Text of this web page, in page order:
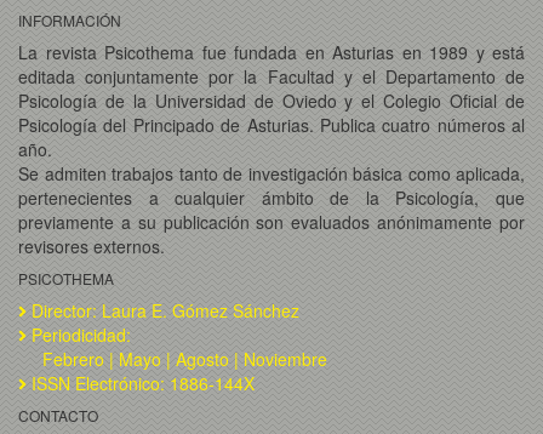
INFORMACIÓN
La revista Psicothema fue fundada en Asturias en 1989 y está
editada conjuntamente por la Facultad y el Departamento de
Psicología de la Universidad de Oviedo y el Colegio Oficial de
Psicología del Principado de Asturias. Publica cuatro números al
año.
Se admiten trabajos tanto de investigación básica como aplicada,
pertenecientes a cualquier ámbito de la Psicología, que
previamente a su publicación son evaluados anónimamente por
revisores externos.
PSICOTHEMA
Director: Laura E. Gómez Sánchez
Periodicidad:
Febrero | Mayo | Agosto | Noviembre
ISSN Electrónico: 1886-144X
CONTACTO